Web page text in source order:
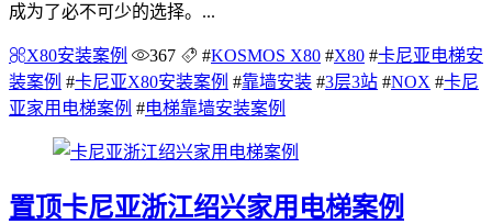
成为了必不可少的选择。...
X80安装案例 367 #KOSMOS X80 #X80 #卡尼亚电梯安
装案例 #卡尼亚X80安装案例 #靠墙安装 #3层3站 #NOX #卡尼
亚家用电梯案例 #电梯靠墙安装案例
置顶卡尼亚浙江绍兴家用电梯案例